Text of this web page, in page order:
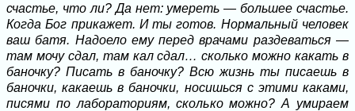
счастье, что ли? Да нет: умереть — большее счастье.
Когда Бог прикажет. И ты готов. Нормальный человек
ваш батя. Надоело ему перед врачами раздеваться —
там мочу сдал, там кал сдал… сколько можно какать в
баночку? Писать в баночку? Всю жизнь ты писаешь в
баночки, какаешь в баночки, носишься с этими каками,
писями по лабораториям, сколько можно? А умираем